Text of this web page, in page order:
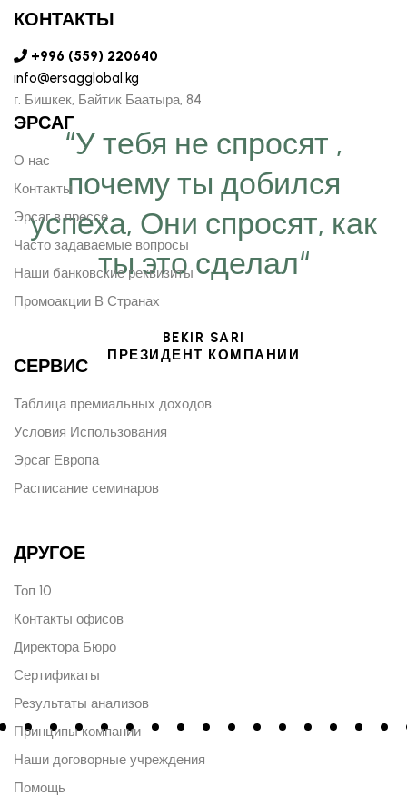
“У тебя не спросят ,
почему ты добился
успеха, Они спросят, как
ты это сделал“
BEKIR SARI
ПРЕЗИДЕНТ КОМПАНИИ
КОНТАКТЫ
+996 (559) 220640
info@ersagglobal.kg
г. ​Бишкек, Байтик Баатыра, 84
ЭРСАГ
О нас
Контакты
Эрсаг в прессе
Часто задаваемые вопросы
Наши банковские реквизиты
Промоакции В Странах
СЕРВИС
Таблица премиальных доходов
Условия Использования
Эрсаг Европа
Расписание семинаров
ДРУГОЕ
Топ 10
Контакты офисов
Директора Бюро
Сертификаты
Результаты анализов
Принципы компании
Наши договорные учреждения
Помощь